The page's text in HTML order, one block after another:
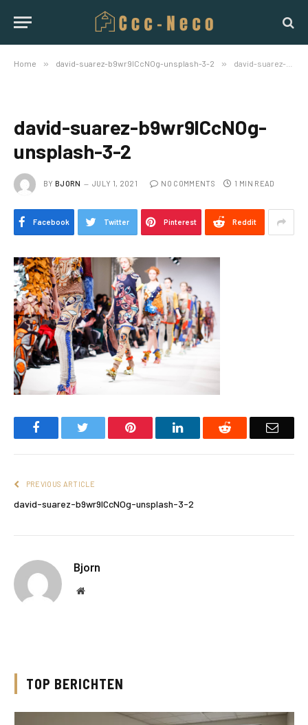
Home » david-suarez-b9wr9ICcNOg-unsplash-3-2 » david-suarez-b9wr9ICcNOg-unsplash-3-2
david-suarez-b9wr9ICcNOg-
unsplash-3-2
BY BJORN JULY 1, 2021 NO COMMENTS 1 MIN READ
Facebook Twitter Pinterest Reddit
Facebook Pinterest LinkedIn Reddit Email
PREVIOUS ARTICLE
david-suarez-b9wr9ICcNOg-unsplash-3-2
Bjorn
Website
TOP BERICHTEN